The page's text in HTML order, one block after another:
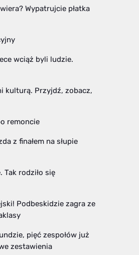
Wypatrujcie płatka
wciąż byli ludzie.
kulturą. Przyjdź, zobacz,
remoncie
z finałem na słupie
Tak rodziło się
Podbeskidzie zagra ze
pięć zespołów już
zestawienia